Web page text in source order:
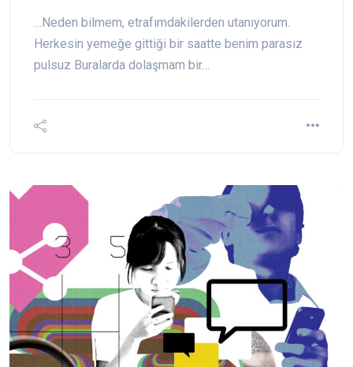
…Neden bilmem, etrafımdakilerden utanıyorum.
Herkesin yemeğe gittiği bir saatte benim parasız
pulsuz Buralarda dolaşmam bir…